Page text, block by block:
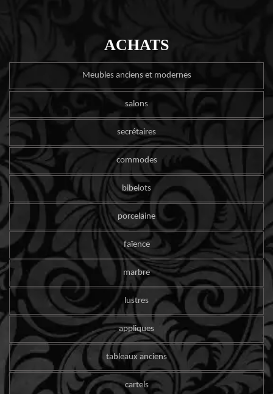
ACHATS
Meubles anciens et modernes
salons
secrétaires
commodes
bibelots
porcelaine
faïence
marbre
lustres
appliques
tableaux anciens
cartels